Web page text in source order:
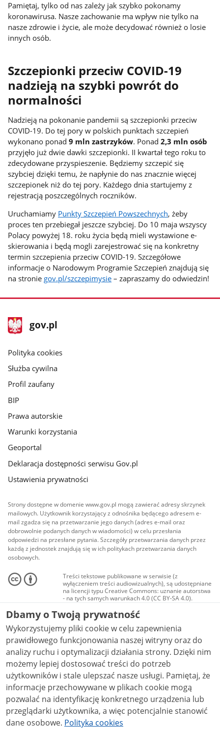
Pamiętaj, tylko od nas zależy jak szybko pokonamy
koronawirusa. Nasze zachowanie ma wpływ nie tylko na
nasze zdrowie i życie, ale może decydować również o losie
innych osób.
Szczepionki przeciw COVID-19
nadzieją na szybki powrót do
normalności
Nadzieją na pokonanie pandemii są szczepionki przeciw
COVID-19. Do tej pory w polskich punktach szczepień
wykonano ponad9 mln zastrzyków. Ponad2,3 mln osób
przyjęło już dwie dawki szczepionki. II kwartał tego roku to
zdecydowane przyspieszenie. Będziemy szczepić się
szybciej dzięki temu, że napłynie do nas znacznie więcej
szczepionek niż do tej pory. Każdego dnia startujemy z
rejestracją poszczególnych roczników.
Uruchamiamy Punkty Szczepień Powszechnych, żeby
proces ten przebiegał jeszcze szybciej. Do 10 maja wszyscy
Polacy powyżej 18. roku życia będą mieli wystawione e-
skierowania i będą mogli zarejestrować się na konkretny
termin szczepienia przeciw COVID-19. Szczegółowe
informacje o Narodowym Programie Szczepień znajdują się
na stronie gov.pl/szczepimysie – zapraszamy do odwiedzin!
stopka
gov.pl
Strona
gov.pl
gov.pl
Polityka cookies
Służba cywilna
Profil zaufany
BIP
Prawa autorskie
Warunki korzystania
Geoportal
Deklaracja dostępności serwisu Gov.pl
Ustawienia prywatności
Strony dostępne w domenie www.gov.pl mogą zawierać adresy skrzynek
mailowych. Użytkownik korzystający z odnośnika będącego adresem e-
mail zgadza się na przetwarzanie jego danych (adres e-mail oraz
dobrowolnie podanych danych w wiadomości) w celu przesłania
odpowiedzi na przesłane pytania. Szczegóły przetwarzania danych przez
każdą z jednostek znajdują się w ich politykach przetwarzania danych
osobowych.
Treści tekstowe publikowane w serwisie (z
wyłączeniem treści audiowizualnych), są udostępniane
na licencji typu Creative Commons: uznanie autorstwa
- na tych samych warunkach 4.0 (CC BY-SA 4.0).
Materiały audiowizualne, w tym zdjęcia, materiały
audio i wideo, są udostępniane na licencji typu
Creative Commons: uznanie autorstwa użycie
niekomercyjne - bez utworów zależnych 4.0 (CC BY-
NC-ND 4.0), o ile nie jest to stwierdzone inaczej.
Dbamy o Twoją prywatność
Wykorzystujemy pliki cookie w celu zapewnienia
prawidłowego funkcjonowania naszej witryny oraz do
analizy ruchu i optymalizacji działania strony. Dzięki nim
możemy lepiej dostosować treści do potrzeb
użytkowników i stale ulepszać nasze usługi. Pamiętaj, że
informacje przechowywane w plikach cookie mogą
pozwalać na identyfikację konkretnego urządzenia lub
przeglądarki użytkownika, a więc potencjalnie stanowić
dane osobowe. Polityka cookies